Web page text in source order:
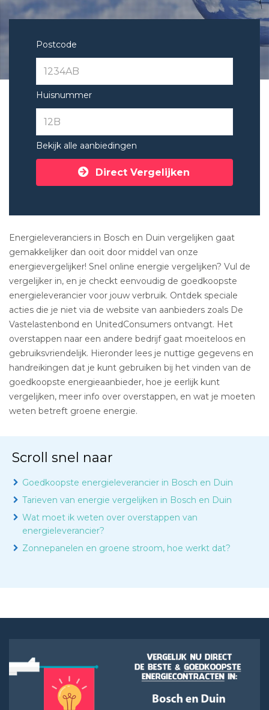
Postcode
Huisnummer
Bekijk alle aanbiedingen
Direct Vergelijken
Energieleveranciers in Bosch en Duin vergelijken gaat
gemakkelijker dan ooit door middel van onze
energievergelijker! Snel online energie vergelijken? Vul de
vergelijker in, en je checkt eenvoudig de goedkoopste
energieleverancier voor jouw verbruik. Ontdek speciale
acties die je niet via de website van aanbieders zoals De
Vastelastenbond en UnitedConsumers ontvangt. Het
overstappen naar een andere bedrijf gaat moeiteloos en
gebruiksvriendelijk. Hieronder lees je nuttige gegevens en
handreikingen dat je kunt gebruiken bij het vinden van de
goedkoopste energieaanbieder, hoe je eerlijk kunt
vergelijken, meer info over overstappen, en wat je moeten
weten betreft groene energie.
Scroll snel naar
Goedkoopste energieleverancier in Bosch en Duin
Tarieven van energie vergelijken in Bosch en Duin
Wat moet ik weten over overstappen van
energieleverancier?
Zonnepanelen en groene stroom, hoe werkt dat?